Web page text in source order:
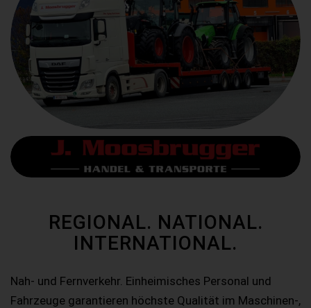
REGIONAL. NATIONAL.
INTERNATIONAL.
Nah- und Fernverkehr. Einheimisches Personal und
Fahrzeuge garantieren höchste Qualität im Maschinen-,